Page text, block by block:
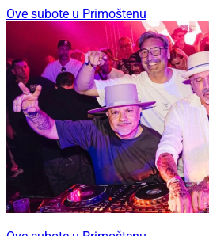
Ove subote u Primoštenu